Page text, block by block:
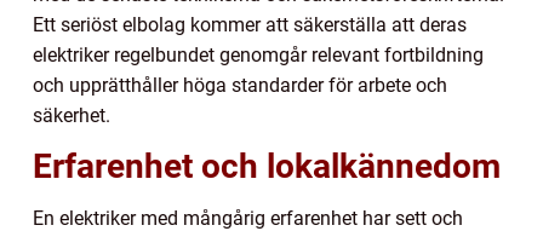
Ett seriöst elbolag kommer att säkerställa att deras
elektriker regelbundet genomgår relevant fortbildning
och upprätthåller höga standarder för arbete och
säkerhet.
Erfarenhet och lokalkännedom
En elektriker med mångårig erfarenhet har sett och